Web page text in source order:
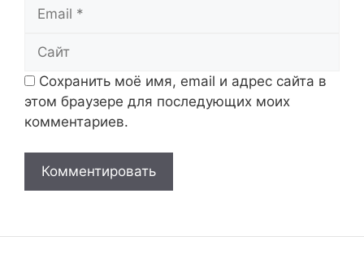
Сохранить моё имя, email и адрес сайта в
этом браузере для последующих моих
комментариев.